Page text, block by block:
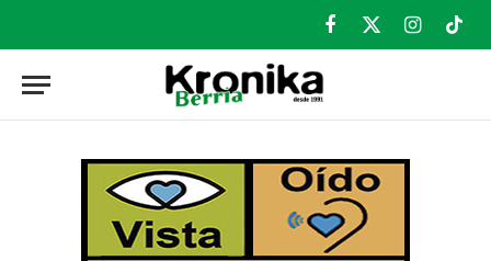
Facebook
X
Instagram